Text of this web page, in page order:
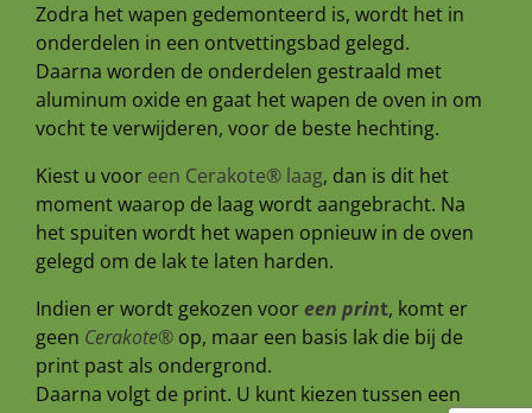
Zodra het wapen gedemonteerd is, wordt het in
onderdelen in een ontvettingsbad gelegd.
Daarna worden de onderdelen gestraald met
aluminum oxide en gaat het wapen de oven in om
vocht te verwijderen, voor de beste hechting.
Kiest u voor een Cerakote® laag, dan is dit het
moment waarop de laag wordt aangebracht. Na
het spuiten wordt het wapen opnieuw in de oven
gelegd om de lak te laten harden.
Indien er wordt gekozen vooreen print, komt er
geen Cerakote®op, maar een basis lak die bij de
print past als ondergrond.
Daarna volgt de print. U kunt kiezen tussen een